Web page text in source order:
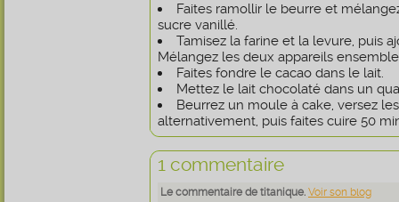
Faites ramollir le beurre et
sucre vanillé.
Tamisez la farine et la levure, puis
Mélangez les deux appareils
Faites fondre le cacao dans le lait.
Mettez le lait chocolaté dans un
Beurrez un moule à cake, versez
alternativement, puis faites cuire 50
1 commentaire
Le commentaire de titanique. Voir son blog